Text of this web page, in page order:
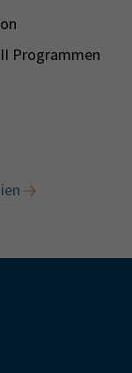
Programmen